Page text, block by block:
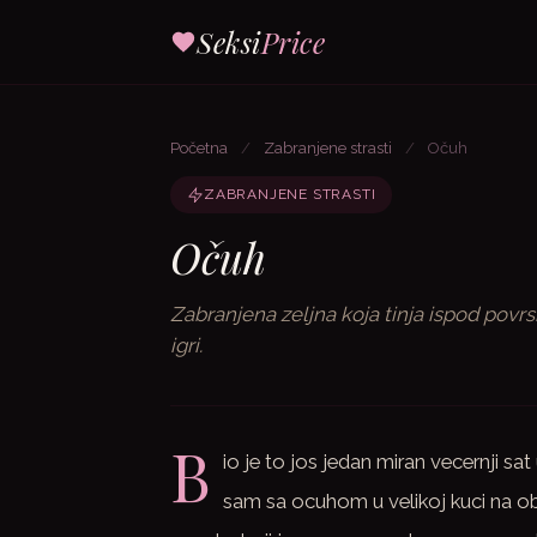
SeksiPrice
Početna / Zabranjene strasti / Očuh
ZABRANJENE STRASTI
Očuh
Zabranjena zeljna koja tinja ispod
igri.
B io je to jos jedan miran vecernji
sam sa ocuhom u velikoj kuci na